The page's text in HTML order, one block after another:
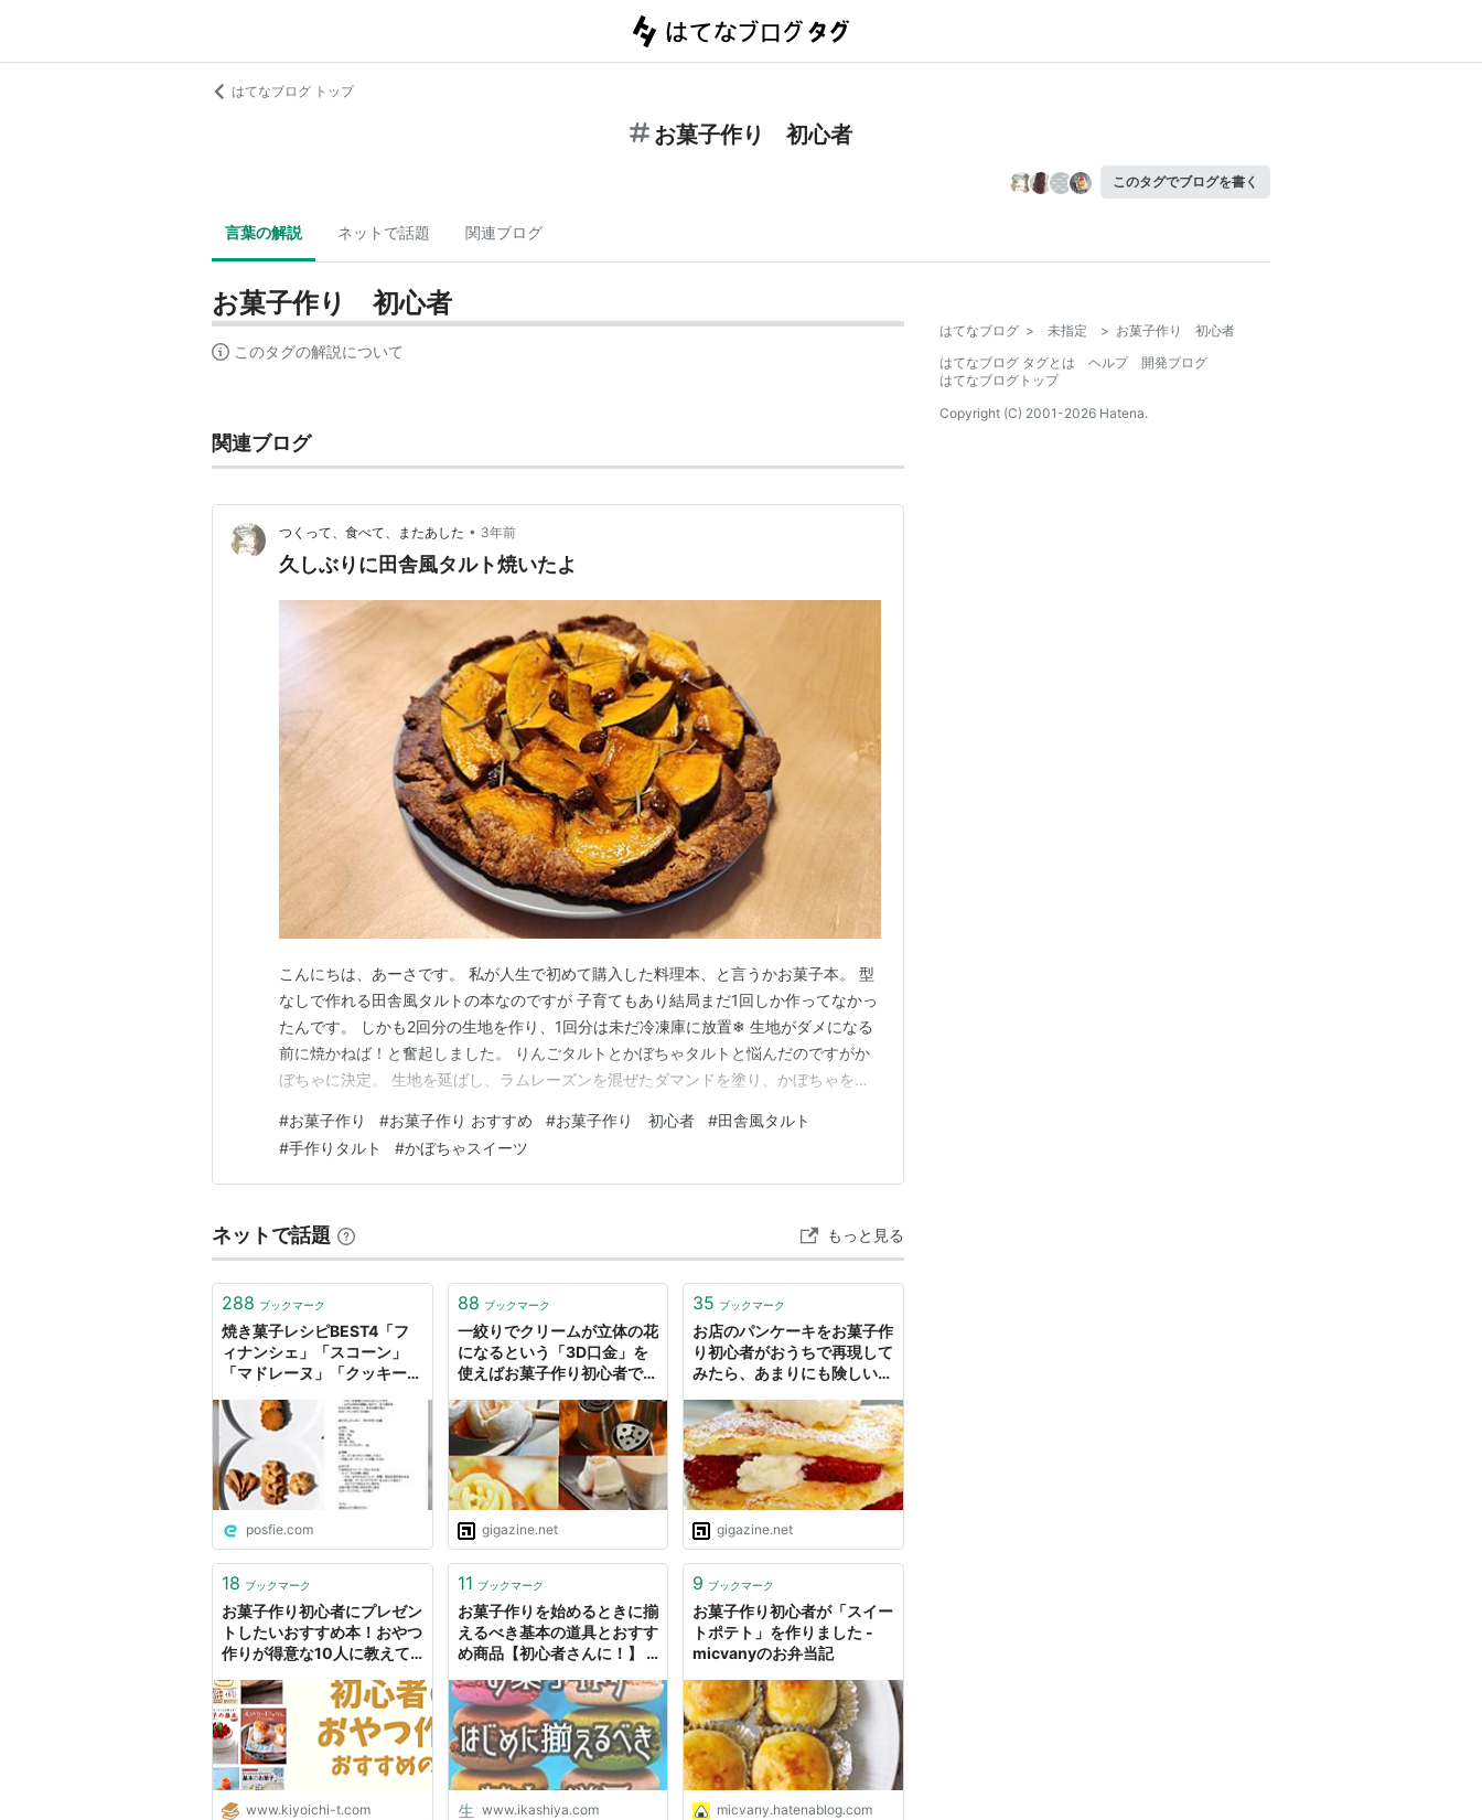
はてなブログ トップ
お菓子作り 初心者
このタグでブログを書く
言葉の解説 ネットで話題 関連ブログ
お菓子作り 初心者
このタグの解説について
関連ブログ
つくって、食べて、またあした • 3年前
久しぶりに田舎風タルト焼いたよ
こんにちは、あーさです。 私が人生で初めて購入した料理本、と言うかお菓子本。 型
なしで作れる田舎風タルトの本なのですが 子育てもあり結局まだ1回しか作ってなかっ
たんです。 しかも2回分の生地を作り、1回分は未だ冷凍庫に放置❄ 生地がダメになる
前に焼かねば！と奮起しました。 りんごタルトとかぼちゃタルトと悩んだのですがか
ぼちゃに決定。 生地を延ばし、ラムレーズンを混ぜたダマンドを塗り、かぼちゃを並
と。 これをオーブンで焼き、仕上げのラムレーズンとローズマリーを散らしたら完成
✨ めっちゃおいしそうでしょ？ 折り返しが少…
#お菓子作り #お菓子作り おすすめ #お菓子作り 初心者 #田舎風タルト
#手作りタルト #かぼちゃスイーツ
ネットで話題 もっと見る
288 ブックマーク
焼き菓子レシピBEST4「フ
ィナンシェ」「スコーン」
「マドレーヌ」「クッキーた
10年以上かけたお菓子作り
の集大成ともいえるレシピた
ち
posfie.com
88 ブックマーク
一絞りでクリームが立体の花
になるという「3D口金」を
使えばお菓子作り初心者でも
みました
gigazine.net
35 ブックマーク
お店のパンケーキをお菓子作
り初心者がおうちで再現して
みたら、あまりにも険しい道
gigazine.net
18 ブックマーク
お菓子作り初心者にプレゼン
トしたいおすすめ本！おやつ
作りが得意な10人に教えて
www.kiyoichi-t.com
11 ブックマーク
お菓子作りを始めるときに揃
えるべき基本の道具とおすす
め商品【初心者さんに！】 -
www.ikashiya.com
9 ブックマーク
お菓子作り初心者が「スイー
トポテト」を作りました -
micvanyのお弁当記
micvany.hatenablog.com
はてなブログ > 未指定 > お菓子作り 初心者
はてなブログ タグとは
ヘルプ
開発ブログ
はてなブログトップ
Copyright (C) 2001-2026 Hatena.